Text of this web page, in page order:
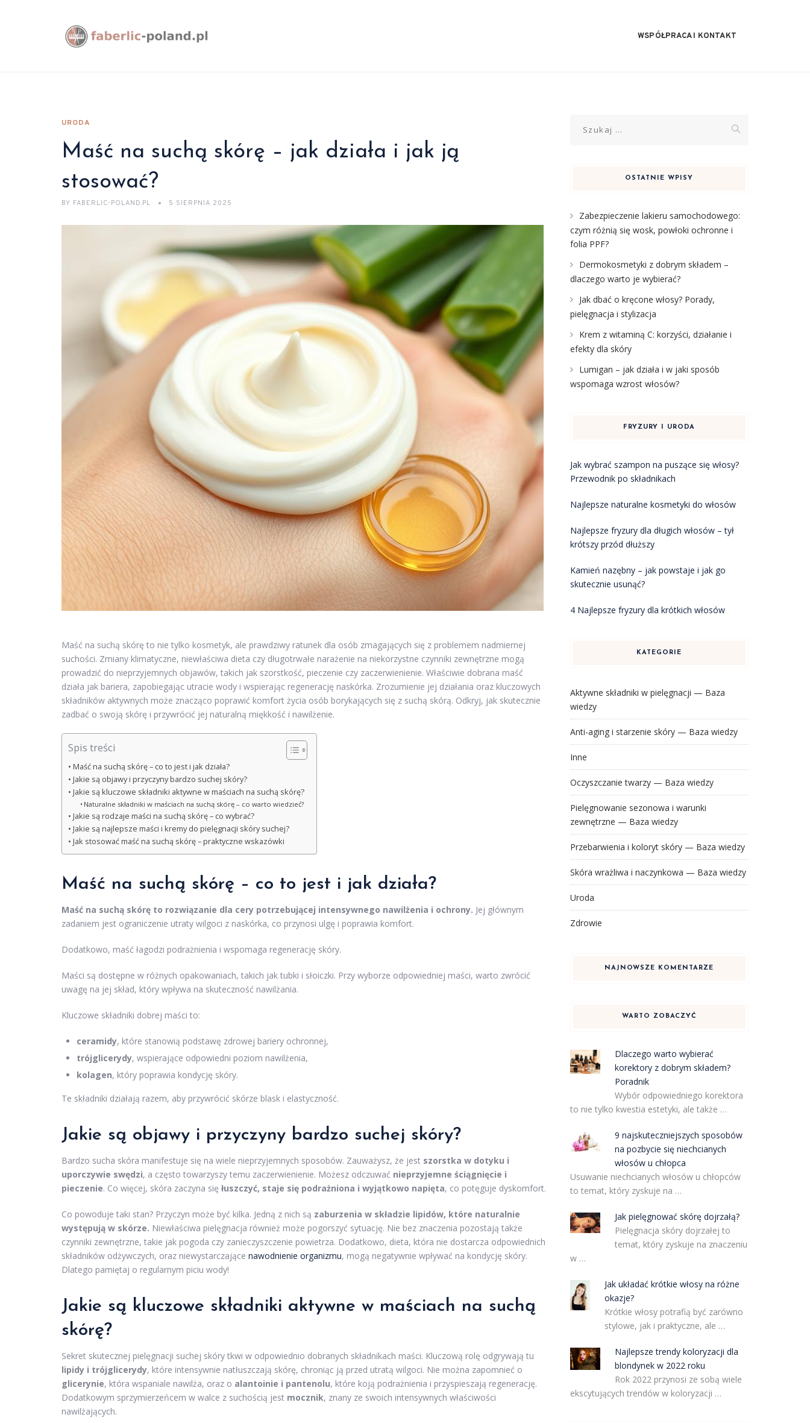
WSPÓŁPRACA I KONTAKT
URODA
Maść na suchą skórę – jak działa i jak ją
stosować?
BY FABERLIC-POLAND.PL 5 SIERPNIA 2025
Maść na suchą skórę to nie tylko kosmetyk, ale prawdziwy ratunek dla osób zmagających się z problemem nadmiernej
suchości. Zmiany klimatyczne, niewłaściwa dieta czy długotrwałe narażenie na niekorzystne czynniki zewnętrzne mogą
prowadzić do nieprzyjemnych objawów, takich jak szorstkość, pieczenie czy zaczerwienienie. Właściwie dobrana maść
działa jak bariera, zapobiegając utracie wody i wspierając regenerację naskórka. Zrozumienie jej działania oraz kluczowych
składników aktywnych może znacząco poprawić komfort życia osób borykających się z suchą skórą. Odkryj, jak skutecznie
zadbać o swoją skórę i przywrócić jej naturalną miękkość i nawilżenie.
Spis treści
Maść na suchą skórę – co to jest i jak działa?
Jakie są objawy i przyczyny bardzo suchej skóry?
Jakie są kluczowe składniki aktywne w maściach na suchą skórę?
Naturalne składniki w maściach na suchą skórę – co warto wiedzieć?
Jakie są rodzaje maści na suchą skórę – co wybrać?
Jakie są najlepsze maści i kremy do pielęgnacji skóry suchej?
Jak stosować maść na suchą skórę – praktyczne wskazówki
Maść na suchą skórę – co to jest i jak działa?
Maść na suchą skórę to rozwiązanie dla cery potrzebującej intensywnego nawilżenia i ochrony. Jej głównym
zadaniem jest ograniczenie utraty wilgoci z naskórka, co przynosi ulgę i poprawia komfort.
Dodatkowo, maść łagodzi podrażnienia i wspomaga regenerację skóry.
Maści są dostępne w różnych opakowaniach, takich jak tubki i słoiczki. Przy wyborze odpowiedniej maści, warto zwrócić
uwagę na jej skład, który wpływa na skuteczność nawilżania.
Kluczowe składniki dobrej maści to:
ceramidy, które stanowią podstawę zdrowej bariery ochronnej,
trójglicerydy, wspierające odpowiedni poziom nawilżenia,
kolagen, który poprawia kondycję skóry.
Te składniki działają razem, aby przywrócić skórze blask i elastyczność.
Jakie są objawy i przyczyny bardzo suchej skóry?
Bardzo sucha skóra manifestuje się na wiele nieprzyjemnych sposobów. Zauważysz, że jest szorstka w dotyku i
uporczywie swędzi, a często towarzyszy temu zaczerwienienie. Możesz odczuwać nieprzyjemne ściągnięcie i
pieczenie. Co więcej, skóra zaczyna się łuszczyć, staje się podrażniona i wyjątkowo napięta, co potęguje dyskomfort.
Co powoduje taki stan? Przyczyn może być kilka. Jedną z nich są zaburzenia w składzie lipidów, które naturalnie
występują w skórze. Niewłaściwa pielęgnacja również może pogorszyć sytuację. Nie bez znaczenia pozostają także
czynniki zewnętrzne, takie jak pogoda czy zanieczyszczenie powietrza. Dodatkowo, dieta, która nie dostarcza odpowiednich
składników odżywczych, oraz niewystarczające nawodnienie organizmu, mogą negatywnie wpływać na kondycję skóry.
Dlatego pamiętaj o regularnym piciu wody!
Jakie są kluczowe składniki aktywne w maściach na suchą
skórę?
Sekret skutecznej pielęgnacji suchej skóry tkwi w odpowiednio dobranych składnikach maści. Kluczową rolę odgrywają tu
lipidy i trójglicerydy, które intensywnie natłuszczają skórę, chroniąc ją przed utratą wilgoci. Nie można zapomnieć o
glicerynie, która wspaniale nawilża, oraz o alantoinie i pantenolu, które koją podrażnienia i przyspieszają regenerację.
Dodatkowym sprzymierzeńcem w walce z suchością jest mocznik, znany ze swoich intensywnych właściwości
nawilżających.
OSTATNIE WPISY
Zabezpieczenie lakieru samochodowego:
czym różnią się wosk, powłoki ochronne i
folia PPF?
Dermokosmetyki z dobrym składem –
dlaczego warto je wybierać?
Jak dbać o kręcone włosy? Porady,
pielęgnacja i stylizacja
Krem z witaminą C: korzyści, działanie i
efekty dla skóry
Lumigan – jak działa i w jaki sposób
wspomaga wzrost włosów?
FRYZURY I URODA
Jak wybrać szampon na puszące się włosy?
Przewodnik po składnikach
Najlepsze naturalne kosmetyki do włosów
Najlepsze fryzury dla długich włosów – tył
krótszy przód dłuższy
Kamień nazębny – jak powstaje i jak go
skutecznie usunąć?
4 Najlepsze fryzury dla krótkich włosów
KATEGORIE
Aktywne składniki w pielęgnacji — Baza
wiedzy
Anti-aging i starzenie skóry — Baza wiedzy
Inne
Oczyszczanie twarzy — Baza wiedzy
Pielęgnowanie sezonowa i warunki
zewnętrzne — Baza wiedzy
Przebarwienia i koloryt skóry — Baza wiedzy
Skóra wrażliwa i naczynkowa — Baza wiedzy
Uroda
Zdrowie
NAJNOWSZE KOMENTARZE
WARTO ZOBACZYĆ
Dlaczego warto wybierać
korektory z dobrym składem?
Poradnik
Wybór odpowiedniego korektora
to nie tylko kwestia estetyki, ale także …
9 najskuteczniejszych sposobów
na pozbycie się niechcianych
włosów u chłopca
Usuwanie niechcianych włosów u chłopców
to temat, który zyskuje na …
Jak pielęgnować skórę dojrzałą?
Pielęgnacja skóry dojrzałej to
temat, który zyskuje na znaczeniu
w …
Jak układać krótkie włosy na różne
okazje?
Krótkie włosy potrafią być zarówno
stylowe, jak i praktyczne, ale …
Najlepsze trendy koloryzacji dla
blondynek w 2022 roku
Rok 2022 przynosi ze sobą wiele
ekscytujących trendów w koloryzacji …